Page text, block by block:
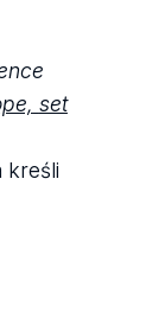
set
kreśli